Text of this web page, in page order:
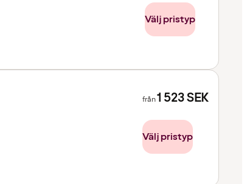
Välj pristyp
från1 523SEK
Välj pristyp